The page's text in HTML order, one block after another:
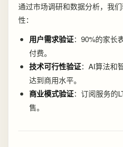
通过市场调研和数据分析，我
性：
用户需求验证：90%的家长
付费。
技术可行性验证：AI算法和
达到商用水平。
商业模式验证：订阅服务的
售。